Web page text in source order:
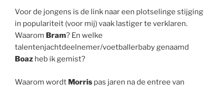
Voor de jongens is de link naar een plotselinge stijging
in populariteit (voor mij) vaak lastiger te verklaren.
Waarom Bram? En welke
talentenjachtdeelnemer/voetballerbaby genaamd
Boaz heb ik gemist?
Waarom wordt Morris pas jaren na de entree van